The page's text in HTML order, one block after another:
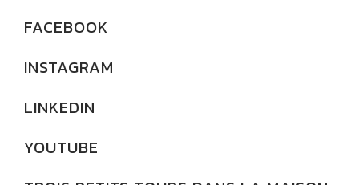
FACEBOOK
INSTAGRAM
LINKEDIN
YOUTUBE